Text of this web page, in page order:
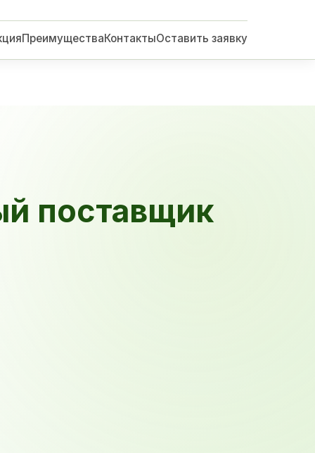
ПреимуществаКонтактыОставить заявку
поставщик